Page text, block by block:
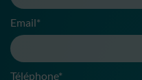
Email*
Téléphone*